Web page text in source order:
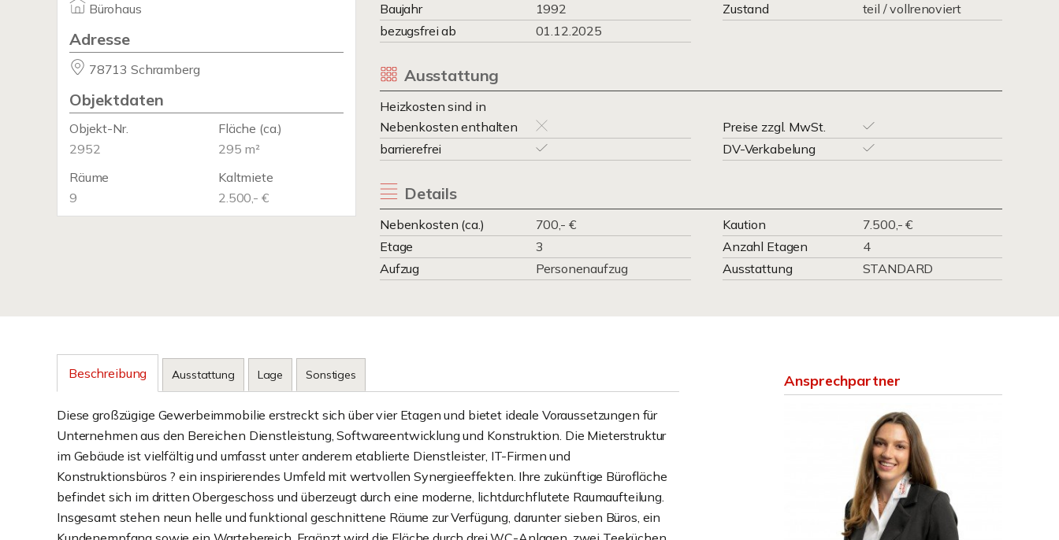
Bürohaus
Adresse
78713 Schramberg
Objektdaten
Objekt-Nr.
2952
Fläche (ca.)
295 m²
Räume
9
Kaltmiete
2.500,- €
Baujahr 1992 Zustand
teil / vollrenoviert
bezugsfrei ab
01.12.2025
Ausstattung
Heizkosten sind in
Nebenkosten enthalten
Preise zzgl. MwSt.
barrierefrei
DV-Verkabelung
Details
Nebenkosten (ca.) 700,- € Kaution
7.500,- €
Etage
3 Anzahl Etagen
4
Aufzug
Personenaufzug Ausstattung STANDARD
Beschreibung Ausstattung Lage Sonstiges
Diese großzügige Gewerbeimmobilie erstreckt sich über vier Etagen und bietet ideale Voraussetzungen für
Unternehmen aus den Bereichen Dienstleistung, Softwareentwicklung und Konstruktion. Die Mieterstruktur
im Gebäude ist vielfältig und umfasst unter anderem etablierte Dienstleister, IT-Firmen und
Konstruktionsbüros ? ein inspirierendes Umfeld mit wertvollen Synergieeffekten. Ihre zukünftige Bürofläche
befindet sich im dritten Obergeschoss und überzeugt durch eine moderne, lichtdurchflutete Raumaufteilung.
Insgesamt stehen neun helle und funktional geschnittene Räume zur Verfügung, darunter sieben Büros, ein
Ansprechpartner